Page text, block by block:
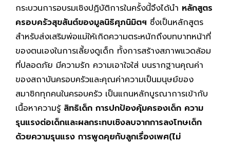
กระบวนการอบรมเชิงปฏิบัติการในครั้งนี้จึงได้นำ หลักสูตร
ครอบครัวสุขสันต์ของมูลนิธิศุภนิมิตฯ ซึ่งเป็นหลักสูตร
สำหรับส่งเสริมพ่อแม่ให้เกิดความตระหนักถึงบทบาทหน้าที่
ของตนเองในการเลี้ยงดูเด็ก ทั้งการสร้างสภาพแวดล้อม
ที่ปลอดภัย มีความรัก ความเอาใจใส่ บนรากฐานคุณค่า
ของสถาบันครอบครัวและคุณค่าความเป็นมนุษย์ของ
สมาชิกทุกคนในครอบครัว เป็นแกนหลักบูรณาการเข้ากับ
เนื้อหาความรู้ สิทธิเด็ก การปกป้องคุ้มครองเด็ก ความ
รุนแรงต่อเด็กและผลกระทบเชิงลบจากการลงโทษเด็ก
ด้วยความรุนแรง การพูดคุยกับลูกเรื่องเพศ(ไม่